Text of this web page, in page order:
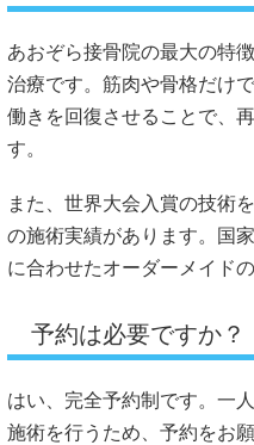
あおぞら接骨院の最大の特
治療です。筋肉や骨格だけ
働きを回復させることで、
す。
また、世界大会入賞の技術
の施術実績があります。国
に合わせたオーダーメイド
予約は必要ですか？
はい、完全予約制です。一
施術を行うため、予約をお